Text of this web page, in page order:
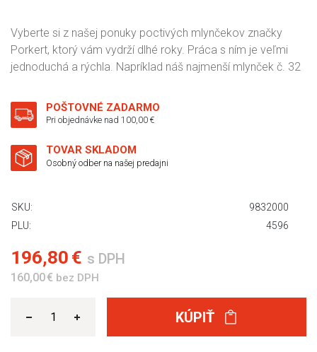
Vyberte si z našej ponuky poctivých mlynčekov značky
Porkert, ktorý vám vydrží dlhé roky. Práca s ním je veľmi
jednoduchá a rýchla. Napríklad náš najmenší mlynček č. 32
POŠTOVNÉ ZADARMO
Pri objednávke nad 100,00 €
TOVAR SKLADOM
Osobný odber na našej predajni
SKU:
9832000
PLU:
4596
196,80 € s DPH
160,00 € bez DPH
KÚPIŤ